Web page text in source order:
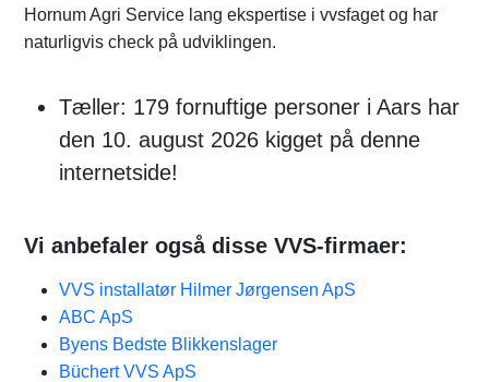
Hornum Agri Service lang ekspertise i vvsfaget og har
naturligvis check på udviklingen.
Tæller: 179 fornuftige personer i Aars har
den 10. august 2026 kigget på denne
internetside!
Vi anbefaler også disse VVS-firmaer:
VVS installatør Hilmer Jørgensen ApS
ABC ApS
Byens Bedste Blikkenslager
Büchert VVS ApS